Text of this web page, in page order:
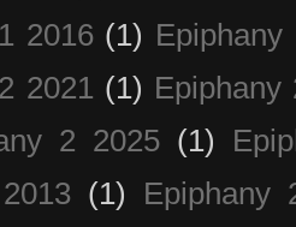
2016 (1) Epiphany
2021 (1) Epiphany
2 2025 (1)
(1)
Epiphany